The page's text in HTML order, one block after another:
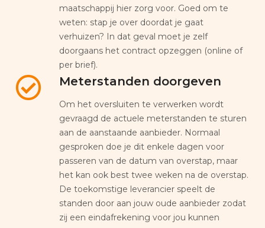
maatschappij hier zorg voor. Goed om te
weten: stap je over doordat je gaat
verhuizen? In dat geval moet je zelf
doorgaans het contract opzeggen (online of
per brief).
Meterstanden doorgeven
Om het oversluiten te verwerken wordt
gevraagd de actuele meterstanden te sturen
aan de aanstaande aanbieder. Normaal
gesproken doe je dit enkele dagen voor
passeren van de datum van overstap, maar
het kan ook best twee weken na de overstap.
De toekomstige leverancier speelt de
standen door aan jouw oude aanbieder zodat
zij een eindafrekening voor jou kunnen